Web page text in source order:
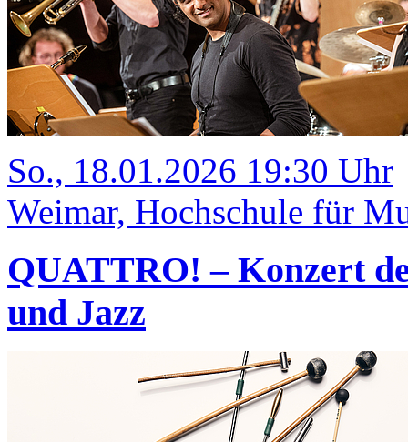
So., 18.01.2026 19:30 Uhr
Weimar, Hochschule für
QUATTRO! – Konzert
und Jazz